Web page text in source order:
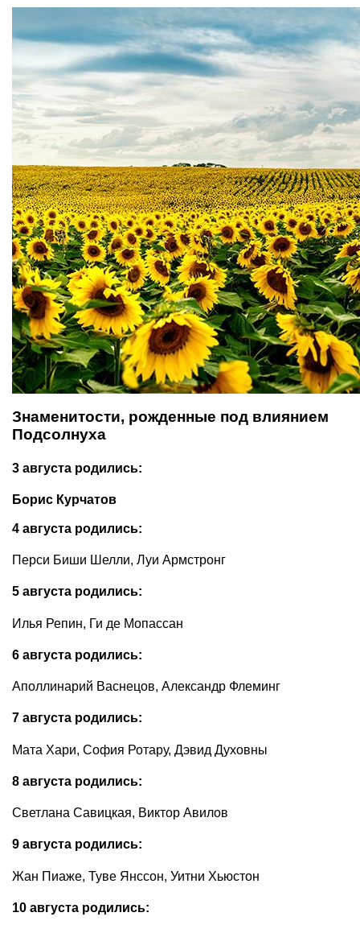
Знаменитости, рожденные под влиянием
Подсолнуха
3 августа родились:
Борис Курчатов
4 августа родились:
Перси Биши Шелли, Луи Армстронг
5 августа родились:
Илья Репин, Ги де Мопассан
6 августа родились:
Аполлинарий Васнецов, Александр Флеминг
7 августа родились:
Мата Хари, София Ротару, Дэвид Духовны
8 августа родились:
Светлана Савицкая, Виктор Авилов
9 августа родились:
Жан Пиаже, Туве Янссон, Уитни Хьюстон
10 августа родились: